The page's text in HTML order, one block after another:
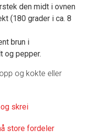
den midt i ovnen
(180 grader i ca. 8
brun i
og pepper.
og kokte eller
skrei
store fordeler